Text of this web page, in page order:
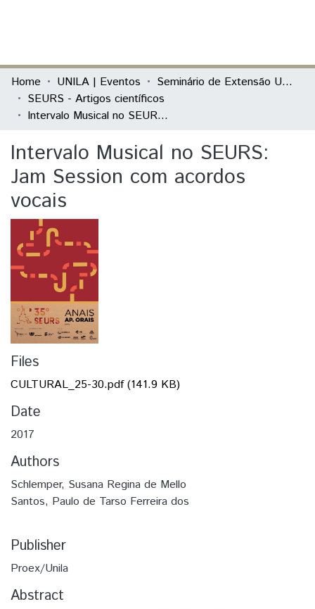
Communities & Collections
All of DSpace
Home UNILA | Eventos
Seminário de Extensão Universitária da Região Sul (SEURS)
SEURS - Artigos científicos
Intervalo Musical no SEURS: Jam Session com acordos vocais
Intervalo Musical no SEURS:
Jam Session com acordos
vocais
Files
CULTURAL_25-30.pdf(141.9 KB)
Date
2017
Authors
Schlemper, Susana Regina de Mello
Santos, Paulo de Tarso Ferreira dos
Publisher
Proex/Unila
Abstract